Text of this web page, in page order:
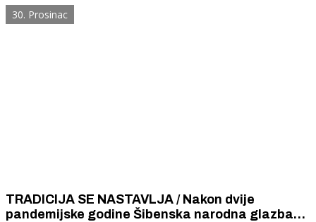
30. Prosinac
TRADICIJA SE NASTAVLJA / Nakon dvije
pandemijske godine Šibenska narodna glazba